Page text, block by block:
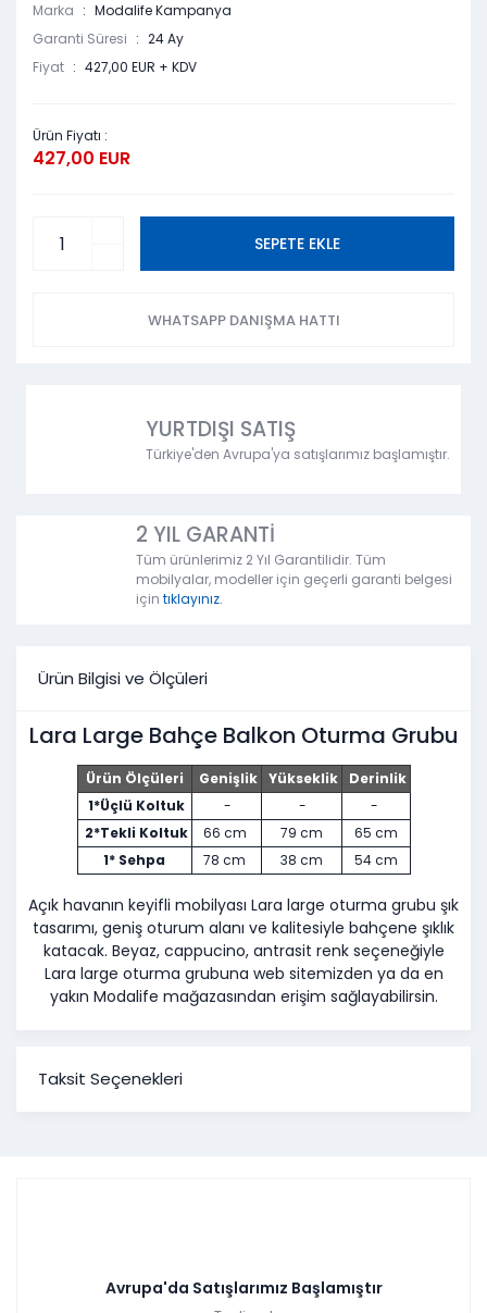
Marka
Modalife Kampanya
Garanti Süresi
24 Ay
Fiyat
427,00 EUR + KDV
Ürün Fiyatı :
427,00 EUR
SEPETE EKLE
WHATSAPP DANIŞMA HATTI
YURTDIŞI SATIŞ
Türkiye'den Avrupa'ya satışlarımız başlamıştır.
2 YIL GARANTİ
Tüm ürünlerimiz 2 Yıl Garantilidir. Tüm
mobilyalar, modeller için geçerli garanti belgesi
için tıklayınız.
Ürün Bilgisi ve Ölçüleri
Lara Large Bahçe Balkon Oturma Grubu
Ürün Ölçüleri Genişlik Yükseklik
Derinlik
1*Üçlü Koltuk
- -
-
2*Tekli Koltuk
66 cm 79 cm
65 cm
1* Sehpa
78 cm 38 cm 54 cm
Açık havanın keyifli mobilyası Lara large oturma grubu şık
tasarımı, geniş oturum alanı ve kalitesiyle bahçene şıklık
katacak. Beyaz, cappucino, antrasit renk seçeneğiyle
Lara large oturma grubuna web sitemizden ya da en
yakın Modalife mağazasından erişim sağlayabilirsin.
Taksit Seçenekleri
Avrupa'da Satışlarımız Başlamıştır